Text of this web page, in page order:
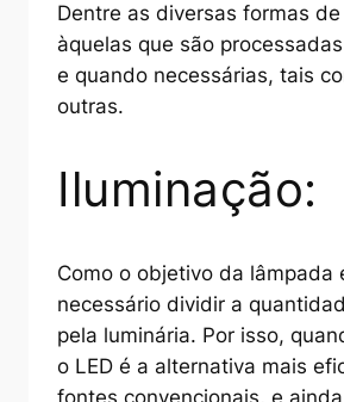
Dentre as diversas formas
àquelas que são
e quando necessárias, tais
outras.
Iluminação:
Como o objetivo da
necessário dividir a
pela luminária. Por isso,
o LED é a alternativa mais